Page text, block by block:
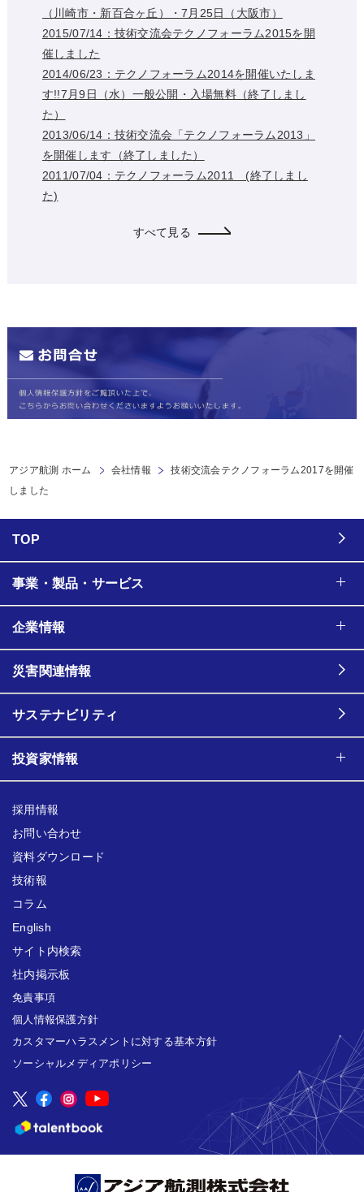
（川崎市・新百合ヶ丘）・7月25日（大阪市）
2015/07/14：技術交流会テクノフォーラム2015を開
催しました
2014/06/23：テクノフォーラム2014を開催いたしま
す!!7月9日（水）一般公開・入場無料（終了しまし
た）
2013/06/14：技術交流会「テクノフォーラム2013」
を開催します（終了しました）
2011/07/04：テクノフォーラム2011 (終了しまし
た)
すべて見る
アジア航測 ホーム 会社情報
技術交流会テクノフォーラム2017を開催
しました
TOP
事業・製品・サービス
企業情報
災害関連情報
サステナビリティ
投資家情報
採用情報
お問い合わせ
資料ダウンロード
技術報
コラム
English
サイト内検索
社内掲示板
免責事項
個人情報保護方針
カスタマーハラスメントに対する基本方針
ソーシャルメディアポリシー